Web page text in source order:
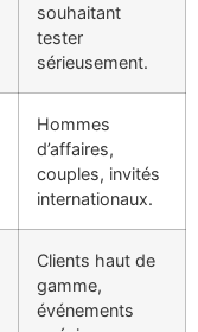
souhaitant
tester
sérieusement.
Hommes
d’affaires,
couples, invités
internationaux.
Clients haut de
gamme,
événements